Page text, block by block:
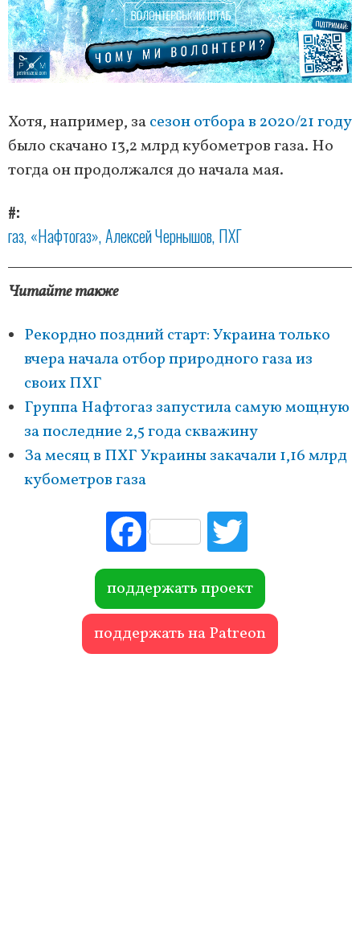
Хотя, например, засезон отбора в 2020/21 году
было скачано 13,2 млрд кубометров газа. Но
тогда он продолжался до начала мая.
#
газ «Нафтогаз» Алексей Чернышов ПХГ
Читайте также
Рекордно поздний старт: Украина только
вчера начала отбор природного газа из
своих ПХГ
Группа Нафтогаз запустила самую мощную
за последние 2,5 года скважину
За месяц в ПХГ Украины закачали 1,16 млрд
кубометров газа
Fac
ebo
ok r
поддержать проект
поддержать на Patreon